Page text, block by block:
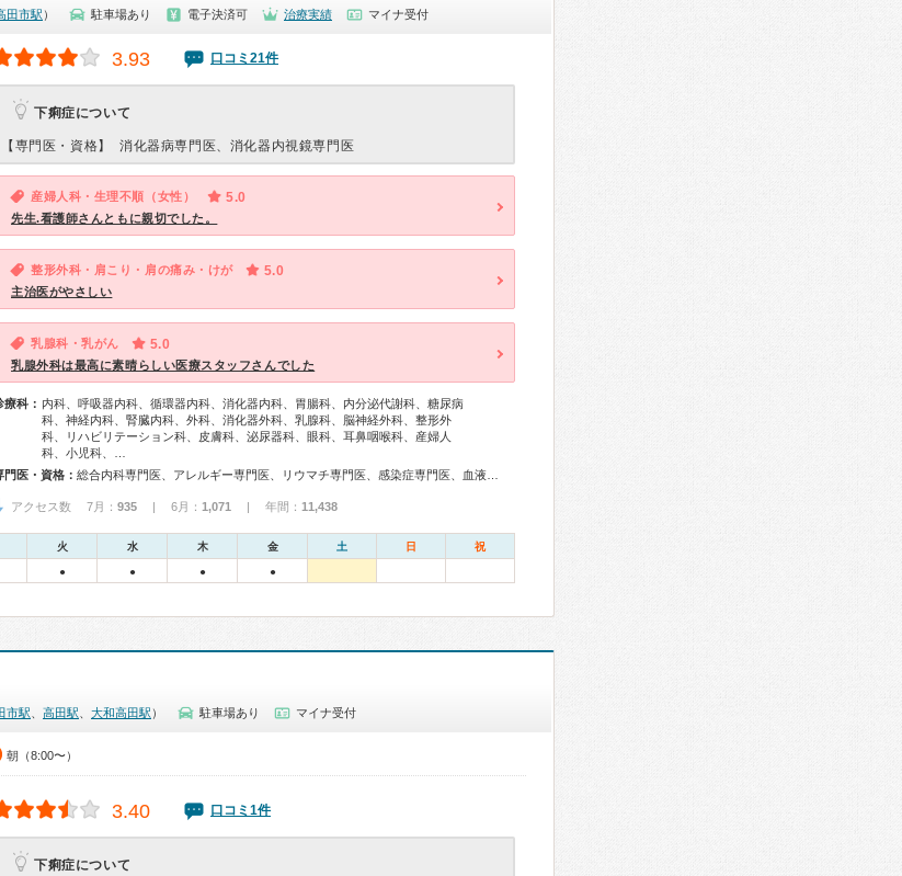
田市駅 ） 駐車場あり 電子決済可 治療実績 マイナ受付
3.93 口コミ21件
下痢症について
【専門医・資格】 消化器病専門医、消化器内視鏡専門医
産婦人科・生理不順（女性） 5.0
先生.看護師さんともに親切でした。
整形外科・肩こり・肩の痛み・けが 5.0
主治医がやさしい
乳腺科・乳がん 5.0
乳腺外科は最高に素晴らしい医療スタッフさんでした
療科： 内科、呼吸器内科、循環器内科、消化器内科、胃腸科、内分泌代謝科、糖尿病
科、神経内科、腎臓内科、外科、消化器外科、乳腺科、脳神経外科、整形外
科、リハビリテーション科、皮膚科、泌尿器科、眼科、耳鼻咽喉科、産婦人
科、小児科、…
門医・資格：
アクセス数 7月： 935 | 6月： 1,071 | 年間： 11,438
火 水 木 金 土 日 祝
● ● ● ●
市駅 高田駅 大和高田駅 ） 駐車場あり マイナ受付
朝（8:00〜）
3.40 口コミ1件
下痢症について